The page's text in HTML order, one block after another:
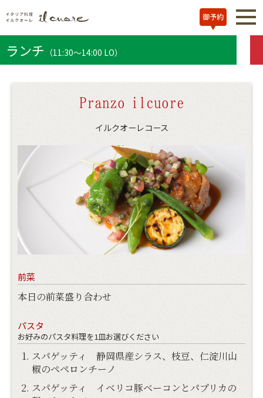
ランチ （11:30～14:00 LO）
Pranzo ilcuore
イルクオーレコース
前菜
本日の前菜盛り合わせ
パスタ
お好みのパスタ料理を1皿お選びください
スパゲッティ 静岡県産シラス、枝豆、仁淀川山
椒のペペロンチーノ
スパゲッティ イベリコ豚ベーコンとパプリカの